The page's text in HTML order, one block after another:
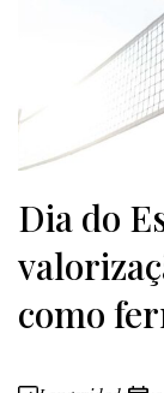
Dia do
como